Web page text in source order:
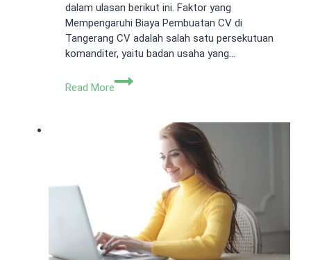
dalam ulasan berikut ini. Faktor yang
Mempengaruhi Biaya Pembuatan CV di
Tangerang CV adalah salah satu persekutuan
komanditer, yaitu badan usaha yang…
Read More
Biaya
Tangerang